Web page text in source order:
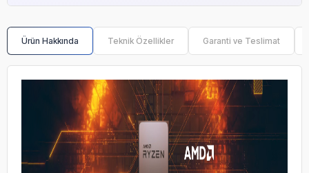
Ürün Hakkında Teknik Özellikler Garanti ve Teslimat